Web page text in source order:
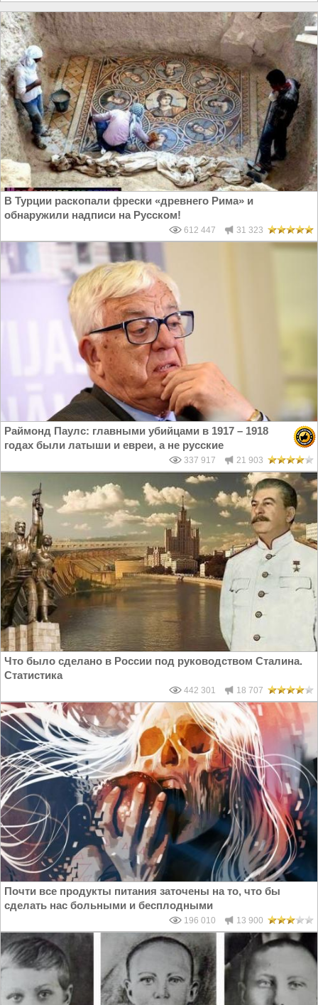
В Турции раскопали фрески «древнего Рима» и
обнаружили надписи на Русском!
612 447 31 323
Раймонд Паулс: главными убийцами в 1917 – 1918
годах были латыши и евреи, а не русские
337 917 21 903
Что было сделано в России под руководством Сталина.
Статистика
442 301 18 707
Почти все продукты питания заточены на то, что бы
сделать нас больными и бесплодными
196 010 13 900